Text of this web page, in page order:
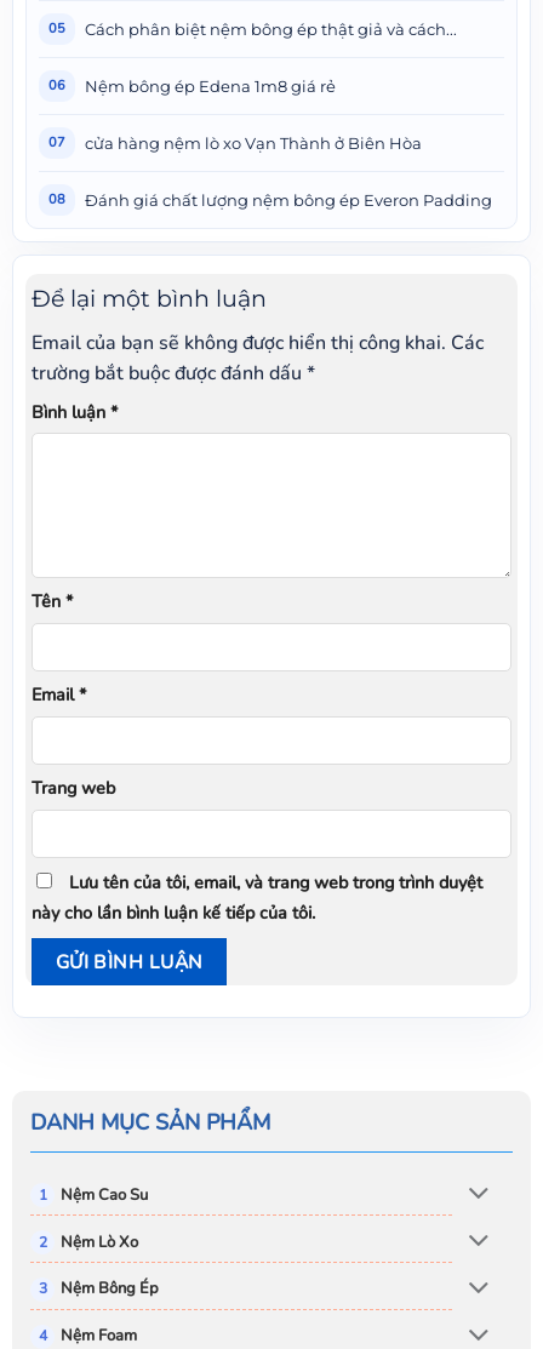
DANH MỤC SẢN PHẨM
Nệm Cao Su
Nệm Lò Xo
Nệm Bông Ép
Nệm Foam
05 Cách phân biệt nệm bông ép thật giả và cách...
06 Nệm bông ép Edena 1m8 giá rẻ
07 cửa hàng nệm lò xo Vạn Thành ở Biên Hòa
08 Đánh giá chất lượng nệm bông ép Everon Padding
Để lại một bình luận
Email của bạn sẽ không được hiển thị công khai. Các
trường bắt buộc được đánh dấu *
Bình luận *
Tên *
Email*
Trang web
Lưu tên của tôi, email, và trang web trong trình duyệt
này cho lần bình luận kế tiếp của tôi.